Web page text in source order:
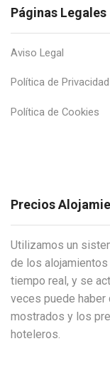
Páginas Legales
Aviso Legal
Política de Privacidad
Política de Cookies
Precios
Utilizamos un
de los
tiempo real, y se
veces puede
mostrados y los
hoteleros.